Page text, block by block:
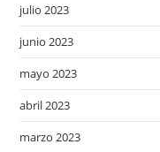
julio 2023
junio 2023
mayo 2023
abril 2023
marzo 2023